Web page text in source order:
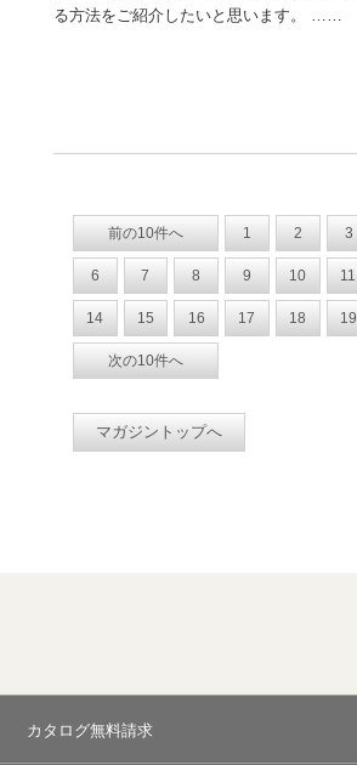
る方法をご紹介したいと思います。 ……
前の10件へ 1 2 3
6 7 8 9 10 11
14 15 16 17 18 19
次の10件へ
マガジントップへ
カタログ無料請求